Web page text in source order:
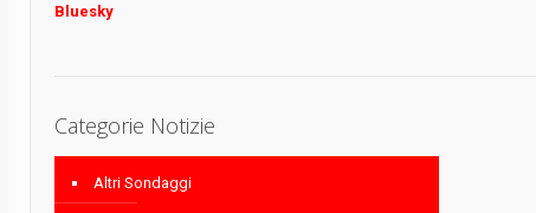
Bluesky
Categorie Notizie
Altri Sondaggi